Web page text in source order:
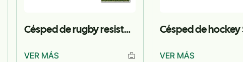
Césped de rugby resistente a la intemperie al aire libre
VER MÁS VER MÁS